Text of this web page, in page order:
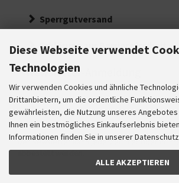
Sperrgutversand
Erklärung zur Barrierefreiheit
Newsletter-Anmeldung
E-Mail-Adresse:
Ihre
E-
Mail
Der Newsletter kann jederzeit hier oder in
abbestellt werden.
Diese Webseite verwendet
Technologien
Wir verwenden Cookies und ähnliche
Drittanbietern, um die ordentliche
gewährleisten, die Nutzung unseres Angebotes
Ihnen ein bestmögliches Einkaufserlebnis
Informationen finden Sie in unserer
ALLE AKZEPTIEREN